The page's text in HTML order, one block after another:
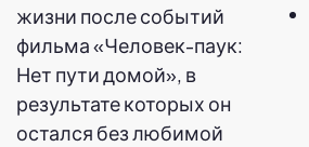
жизни после событий
фильма «Человек-паук:
Нет пути домой», в
результате которых он
остался без любимой